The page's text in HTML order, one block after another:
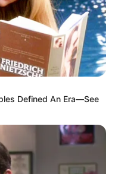
มารถมาเป็นส่วนเติม
คนจะช่วยเป็นกำลังใจให้
ทำให้เขาอุ่นใจได้เสมอ
วามฝันของเขาแต่จะ
พราะมิฉะนั้นจะกลาย
ความเป็นจริง
Defined An Era—See